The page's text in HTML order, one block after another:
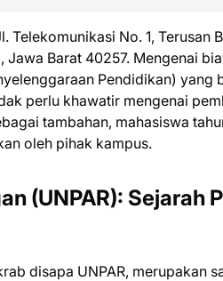
No. 1, Terusan
Barat 40257. Mengenai
Pendidikan) yang
perlu khawatir mengenai
tambahan, mahasiswa
oleh pihak kampus.
(UNPAR): Sejarah
disapa UNPAR, merupakan